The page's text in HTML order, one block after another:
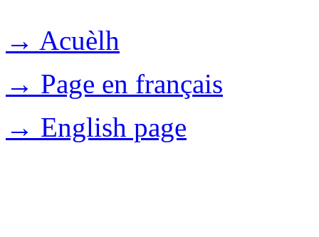
→ Acuèlh
→ Page en français
→ English page